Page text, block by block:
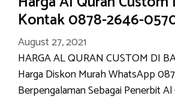
Kontak 0878-2646-
August 27, 2021
HARGA AL QURAN CUSTOM DI
Harga Diskon Murah WhatsApp
Berpengalaman Sebagai Penerbit